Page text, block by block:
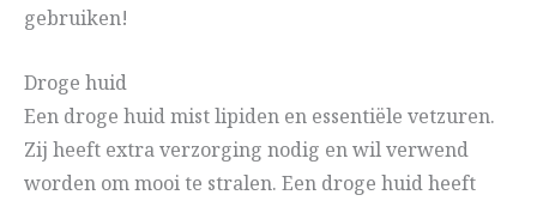
gebruiken!
Droge huid
Een droge huid mist lipiden en essentiële vetzuren.
Zij heeft extra verzorging nodig en wil verwend
worden om mooi te stralen. Een droge huid heeft